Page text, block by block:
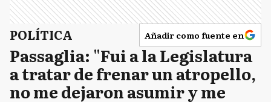
POLÍTICA Añadir como fuente en
Passaglia: "Fui a la Legislatura
a tratar de frenar un atropello,
no me dejaron asumir y me